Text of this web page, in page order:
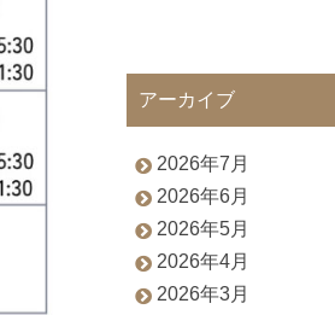
アーカイブ
2026年7月
2026年6月
2026年5月
2026年4月
2026年3月